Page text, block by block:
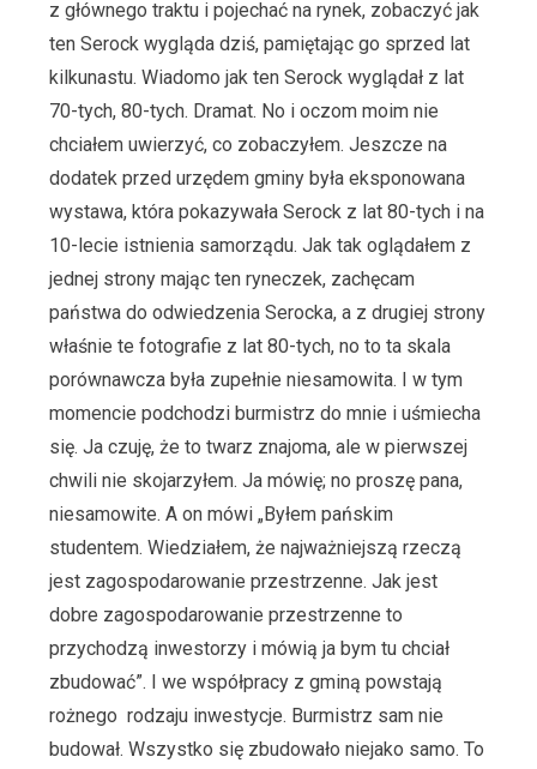
z głównego traktu i pojechać na rynek, zobaczyć jak
ten Serock wygląda dziś, pamiętając go sprzed lat
kilkunastu. Wiadomo jak ten Serock wyglądał z lat
70-tych, 80-tych. Dramat. No i oczom moim nie
chciałem uwierzyć, co zobaczyłem. Jeszcze na
dodatek przed urzędem gminy była eksponowana
wystawa, która pokazywała Serock z lat 80-tych i na
10-lecie istnienia samorządu. Jak tak oglądałem z
jednej strony mając ten ryneczek, zachęcam
państwa do odwiedzenia Serocka, a z drugiej strony
właśnie te fotografie z lat 80-tych, no to ta skala
porównawcza była zupełnie niesamowita. I w tym
momencie podchodzi burmistrz do mnie i uśmiecha
się. Ja czuję, że to twarz znajoma, ale w pierwszej
chwili nie skojarzyłem. Ja mówię; no proszę pana,
niesamowite. A on mówi „Byłem pańskim
studentem. Wiedziałem, że najważniejszą rzeczą
jest zagospodarowanie przestrzenne. Jak jest
dobre zagospodarowanie przestrzenne to
przychodzą inwestorzy i mówią ja bym tu chciał
zbudować”. I we współpracy z gminą powstają
rożnego rodzaju inwestycje. Burmistrz sam nie
budował. Wszystko się zbudowało niejako samo. To